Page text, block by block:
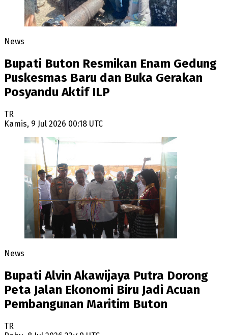
News
Bupati Buton Resmikan Enam Gedung
Puskesmas Baru dan Buka Gerakan
Posyandu Aktif ILP
TR
Kamis, 9 Jul 2026 00:18 UTC
News
Bupati Alvin Akawijaya Putra Dorong
Peta Jalan Ekonomi Biru Jadi Acuan
Pembangunan Maritim Buton
TR